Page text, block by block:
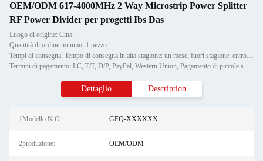
OEM/ODM 617-4000MHz 2 Way Microstrip Power Splitter
RF Power Divider per progetti Ibs Das
Luogo di origine: Cina
Quantità di ordine minimo: 1 pezzo
Tempi di consegna: Tempo di consegna in alta stagione: un mese, fuori stagione: entro 15 giorni lavorativi
Termini di pagamento: LC, T/T, D/P, PayPal, Western Union, Pagamento di piccole somme, Money Gram
Dettaglio Description
1Modello N.O.: GFQ-XXXXXX
2produzione: OEM/ODM